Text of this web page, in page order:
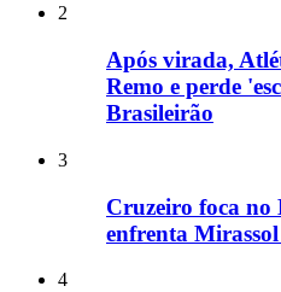
2
Após virada,
Remo e perde
Brasileirão
3
Cruzeiro foca no
enfrenta
4